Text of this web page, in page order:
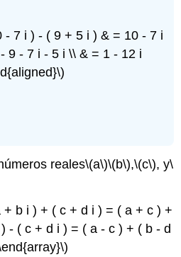
- 7 i ) - ( 9 + 5 i ) & = 10 - 7 i
9 - 7 i - 5 i \\ & = 1 - 12 i
reales\(a\)\(b\),\(c\), y\
b i ) + ( c + d i ) = ( a + c ) +
- ( c + d i ) = ( a - c ) + ( b - d